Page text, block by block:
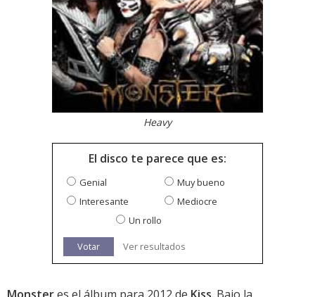
Heavy
El disco te parece que es:
Genial
Muy bueno
Interesante
Mediocre
Un rollo
Votar Ver resultados